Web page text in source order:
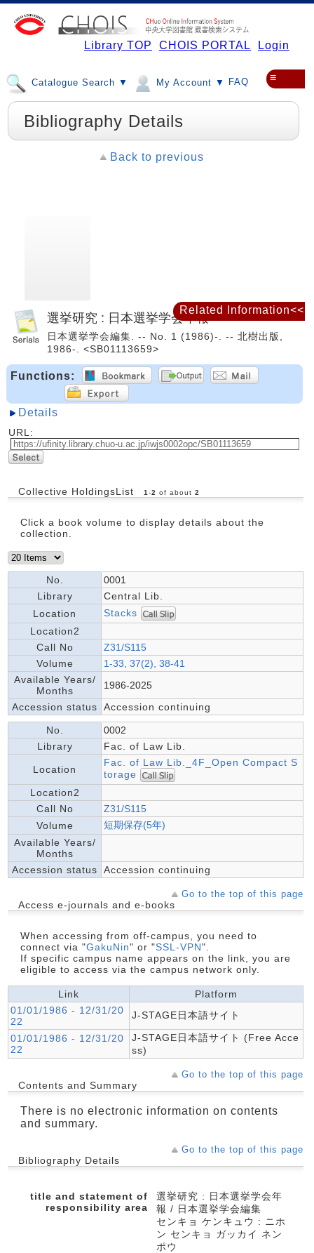
Library TOP CHOIS PORTAL Login
Catalogue Search ▼ My Account ▼ FAQ ≡
Bibliography Details
Back to previous
選挙研究 : 日本選挙学会年報
日本選挙学会編集. -- No. 1 (1986)-. -- 北樹出版,
1986-. <SB01113659>
Functions:
Details
URL:
Collective HoldingsList 1 -2 of about 2
Click a book volume to display details about the
collection.
No.
0001
Library
Central Lib.
Location
Stacks
Location2
Call No
Z31/S115
Volume
1-33, 37(2), 38-41
Available Years/
Months
1986-2025
Accession status
Accession continuing
No.
0002
Library
Fac. of Law Lib.
Location
Fac. of Law Lib._4F_Open Compact S
torage
Location2
Call No
Z31/S115
Volume
短期保存(5年)
Available Years/
Months
Accession status
Accession continuing
Go to the top of this page
Access e-journals and e-books
When accessing from off-campus, you need to
connect via "GakuNin" or "SSL-VPN".
If specific campus name appears on the link, you are
eligible to access via the campus network only.
Link
Platform
01/01/1986 - 12/31/20
22
J-STAGE日本語サイト
01/01/1986 - 12/31/20
22
J-STAGE日本語サイト (Free Acce
ss)
Go to the top of this page
Contents and Summary
There is no electronic information on contents
and summary.
Go to the top of this page
Bibliography Details
title and statement of
responsibility area
選挙研究 : 日本選挙学会年
報 / 日本選挙学会編集
センキョ ケンキュウ : ニホ
ン センキョ ガッカイ ネン
ポウ
Related Information<<